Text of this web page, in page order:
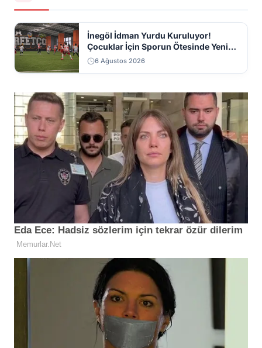
İnegöl İdman Yurdu Kuruluyor!
Çocuklar İçin Sporun Ötesinde Yeni
Bir Dönem
6 Ağustos 2026